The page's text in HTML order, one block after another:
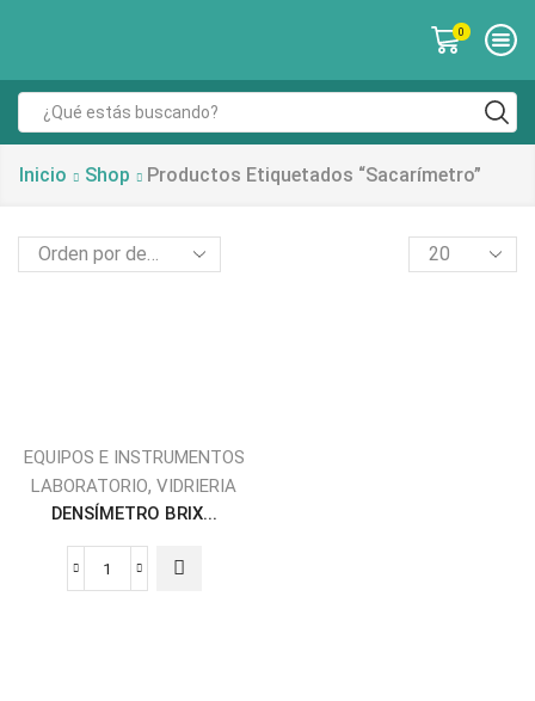
0
Inicio Shop Productos Etiquetados “sacarímetro”
EQUIPOS E INSTRUMENTOS
LABORATORIO, VIDRIERIA
DENSÍMETRO BRIX...